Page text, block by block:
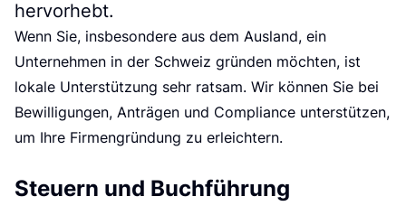
hervorhebt.
Wenn Sie, insbesondere aus dem Ausland, ein
Unternehmen in der Schweiz gründen möchten, ist
lokale Unterstützung sehr ratsam. Wir können Sie bei
Bewilligungen, Anträgen und Compliance unterstützen,
um Ihre Firmengründung zu erleichtern.
Steuern und Buchführung